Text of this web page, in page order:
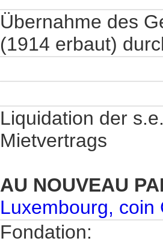
Übernahme des
(1914 erbaut)
Liquidation der
Mietvertrags
AU NOUVEAU
Luxembourg, coin
Fondation: